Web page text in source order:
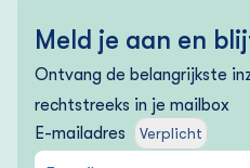
Meld je aan en
Ontvang de belangrijkste
rechtstreeks in je mailbox
E-mailadres
Verplicht